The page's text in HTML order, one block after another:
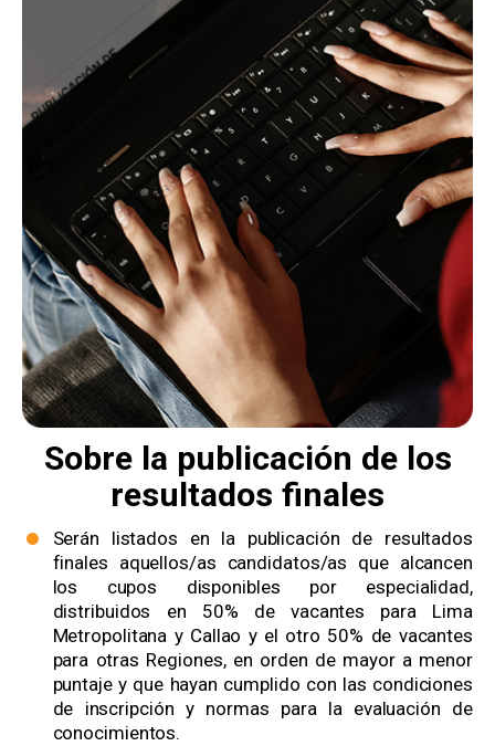
Sobre la publicación de los
resultados finales
Serán listados en la publicación de resultados
finales aquellos/as candidatos/as que alcancen
los cupos disponibles por especialidad,
distribuidos en 50% de vacantes para Lima
Metropolitana y Callao y el otro 50% de vacantes
para otras Regiones, en orden de mayor a menor
puntaje y que hayan cumplido con las condiciones
de inscripción y normas para la evaluación de
conocimientos.